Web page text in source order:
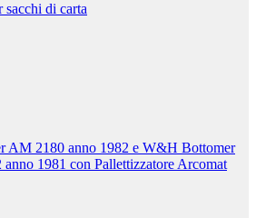
sacchi di carta
AM 2180 anno 1982 e W&H Bottomer
1981 con Pallettizzatore Arcomat